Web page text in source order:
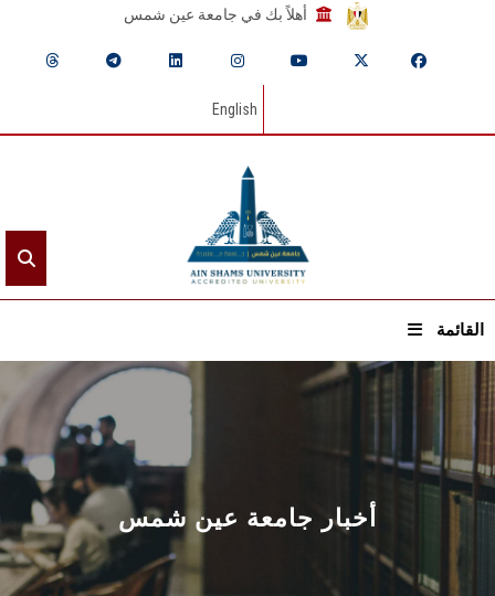
أهلاً بك في جامعة عين شمس
English
القائمة
الرئيسيـة
عن الجامعة
القطاعـات
الشئون الأكاديمية
أخبار جامعة عين شمس